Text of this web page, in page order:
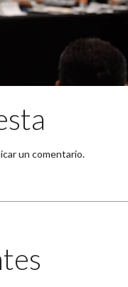
un comentario.